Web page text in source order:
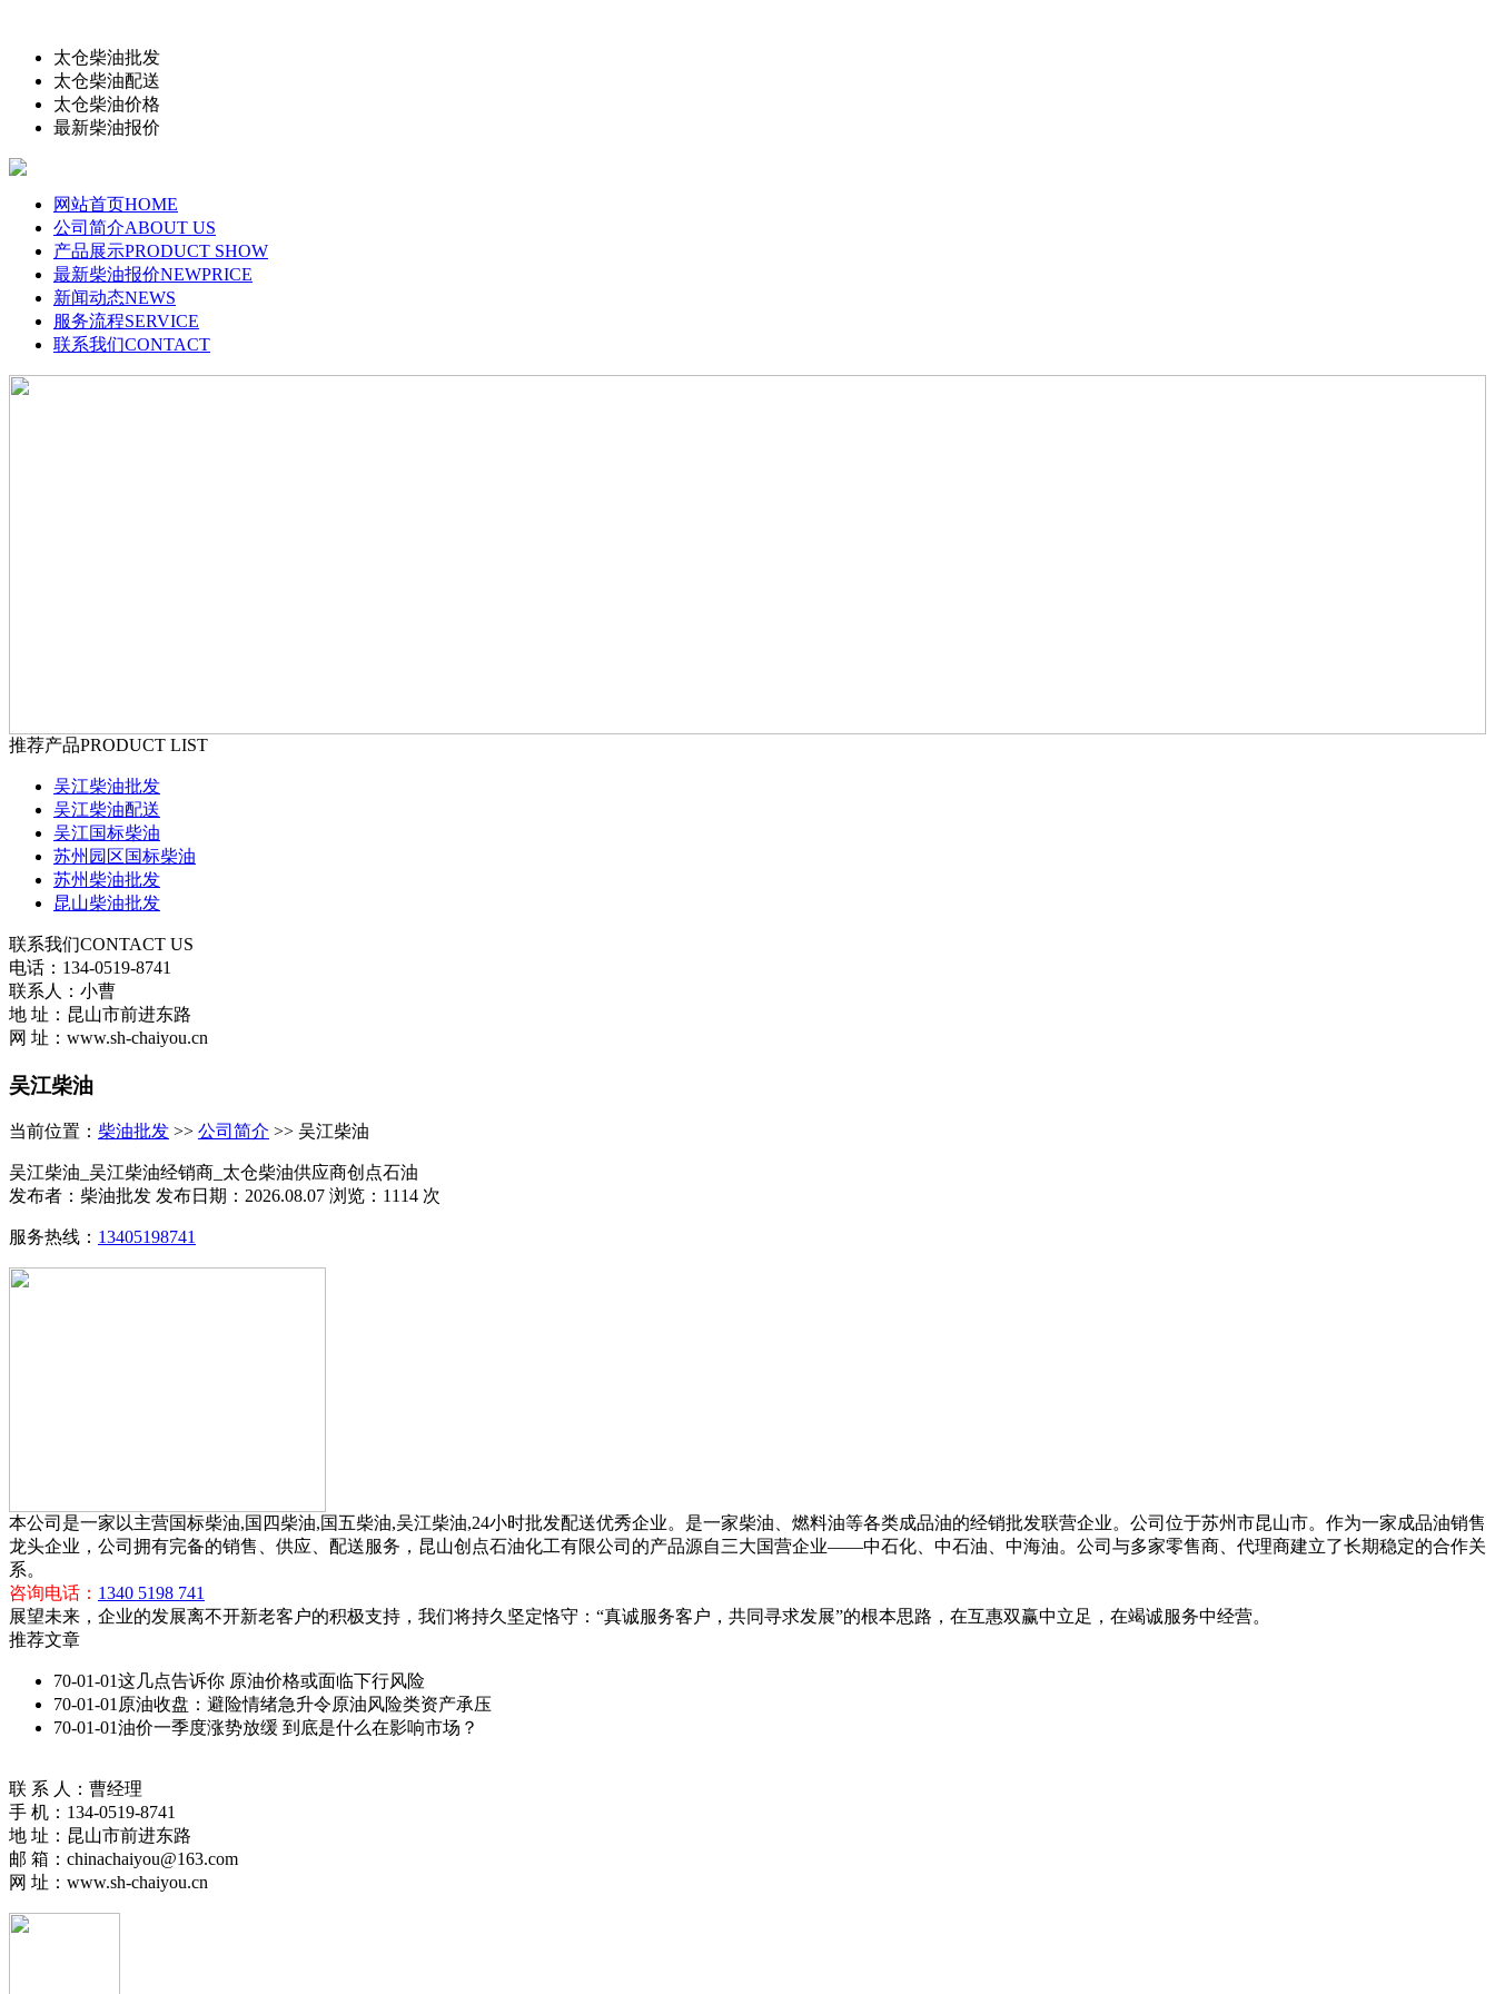
太仓柴油批发
太仓柴油配送
太仓柴油价格
最新柴油报价
网站首页HOME
公司简介ABOUT US
产品展示PRODUCT SHOW
最新柴油报价NEWPRICE
新闻动态NEWS
服务流程SERVICE
联系我们CONTACT
推荐产品PRODUCT LIST
吴江柴油批发
吴江柴油配送
吴江国标柴油
苏州园区国标柴油
苏州柴油批发
昆山柴油批发
联系我们CONTACT US
电话：134-0519-8741
联系人：小曹
地 址：昆山市前进东路
网 址：www.sh-chaiyou.cn
吴江柴油
当前位置： 柴油批发 >> 公司简介 >> 吴江柴油
吴江柴油_吴江柴油经销商_太仓柴油供应商创点石油
发布者：柴油批发 发布日期：2026.08.07 浏览：1114 次
服务热线： 13405198741
本公司是一家以主营国标柴油,国四柴油,国五柴油,吴江柴油,24小时批发配送优秀企业。是一家柴油、燃料油等各类成品油的经销批发联营企业。公司位于苏州市昆山市。作为一家成品油销售
龙头企业，公司拥有完备的销售、供应、配送服务，昆山创点石油化工有限公司的产品源自三大国营企业——中石化、中石油、中海油。公司与多家零售商、代理商建立了长期稳定的合作关
系。
咨询电话： 1340 5198 741
展望未来，企业的发展离不开新老客户的积极支持，我们将持久坚定恪守：“真诚服务客户，共同寻求发展”的根本思路，在互惠双赢中立足，在竭诚服务中经营。
推荐文章
70-01-01这几点告诉你 原油价格或面临下行风险
70-01-01原油收盘：避险情绪急升令原油风险类资产承压
70-01-01油价一季度涨势放缓 到底是什么在影响市场？
联 系 人：曹经理
手 机：134-0519-8741
地 址：昆山市前进东路
邮 箱：chinachaiyou@163.com
网 址：www.sh-chaiyou.cn